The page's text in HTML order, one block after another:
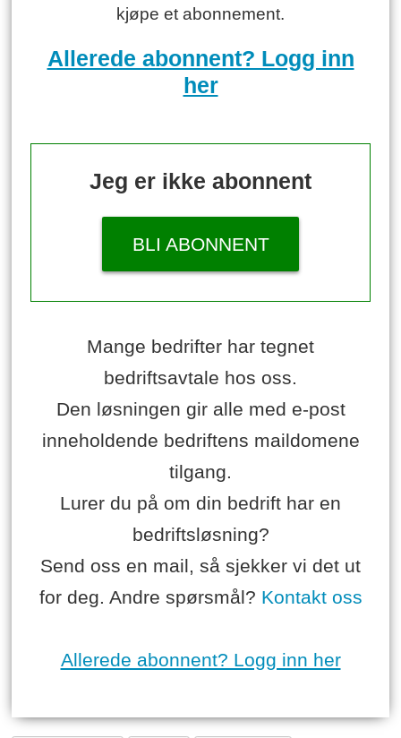
kjøpe et abonnement.
Allerede abonnent? Logg inn
her
Jeg er ikke abonnent
BLI ABONNENT
Mange bedrifter har tegnet
bedriftsavtale hos oss.
Den løsningen gir alle med e-post
inneholdende bedriftens maildomene
tilgang.
Lurer du på om din bedrift har en
bedriftsløsning?
Send oss en mail, så sjekker vi det ut
for deg. Andre spørsmål? Kontakt oss
Allerede abonnent? Logg inn her